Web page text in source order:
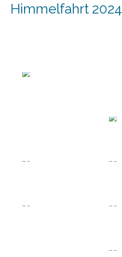
Himmelfahrt 2024